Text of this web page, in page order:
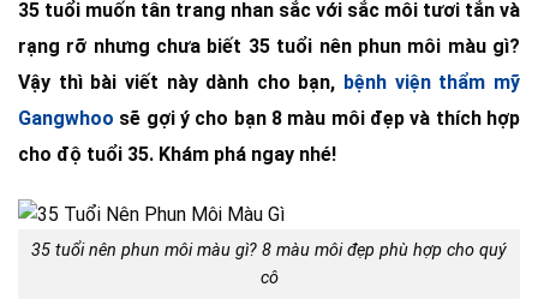
35 tuổi muốn tân trang nhan sắc với sắc môi tươi tắn và
rạng rỡ nhưng chưa biết 35 tuổi nên phun môi màu gì?
Vậy thì bài viết này dành cho bạn, bệnh viện thẩm mỹ
Gangwhoo sẽ gợi ý cho bạn 8 màu môi đẹp và thích hợp
cho độ tuổi 35. Khám phá ngay nhé!
35 tuổi nên phun môi màu gì? 8 màu môi đẹp phù hợp cho quý
cô